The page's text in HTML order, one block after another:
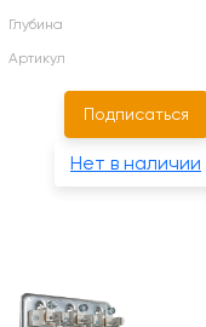
Глубина
Артикул
Подписаться
Нет в наличии